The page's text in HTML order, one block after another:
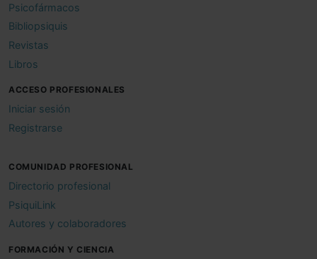
Psicofármacos
Bibliopsiquis
Revistas
Libros
ACCESO PROFESIONALES
Iniciar sesión
Registrarse
COMUNIDAD PROFESIONAL
Directorio profesional
PsiquiLink
Autores y colaboradores
FORMACIÓN Y CIENCIA